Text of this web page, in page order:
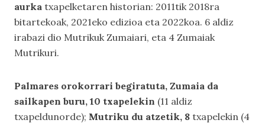
aurka txapelketaren historian: 2011tik 2018ra
bitartekoak, 2021eko edizioa eta 2022koa. 6 aldiz
irabazi dio Mutrikuk Zumaiari, eta 4 Zumaiak
Mutrikuri.
Palmares orokorrari begiratuta, Zumaia da
sailkapen buru, 10 txapelekin (11 aldiz
txapeldunorde); Mutriku du atzetik, 8 txapelekin (4